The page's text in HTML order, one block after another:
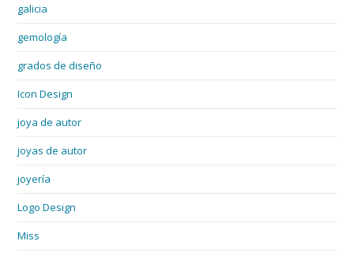
galicia
gemología
grados de diseño
Icon Design
joya de autor
joyas de autor
joyería
Logo Design
Miss